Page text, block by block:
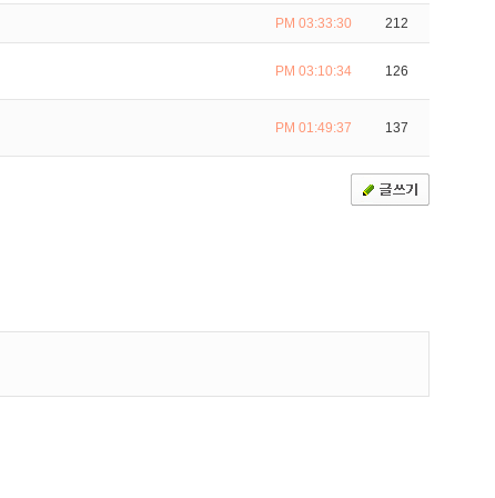
PM 03:33:30 212
PM 03:10:34 126
PM 01:49:37 137